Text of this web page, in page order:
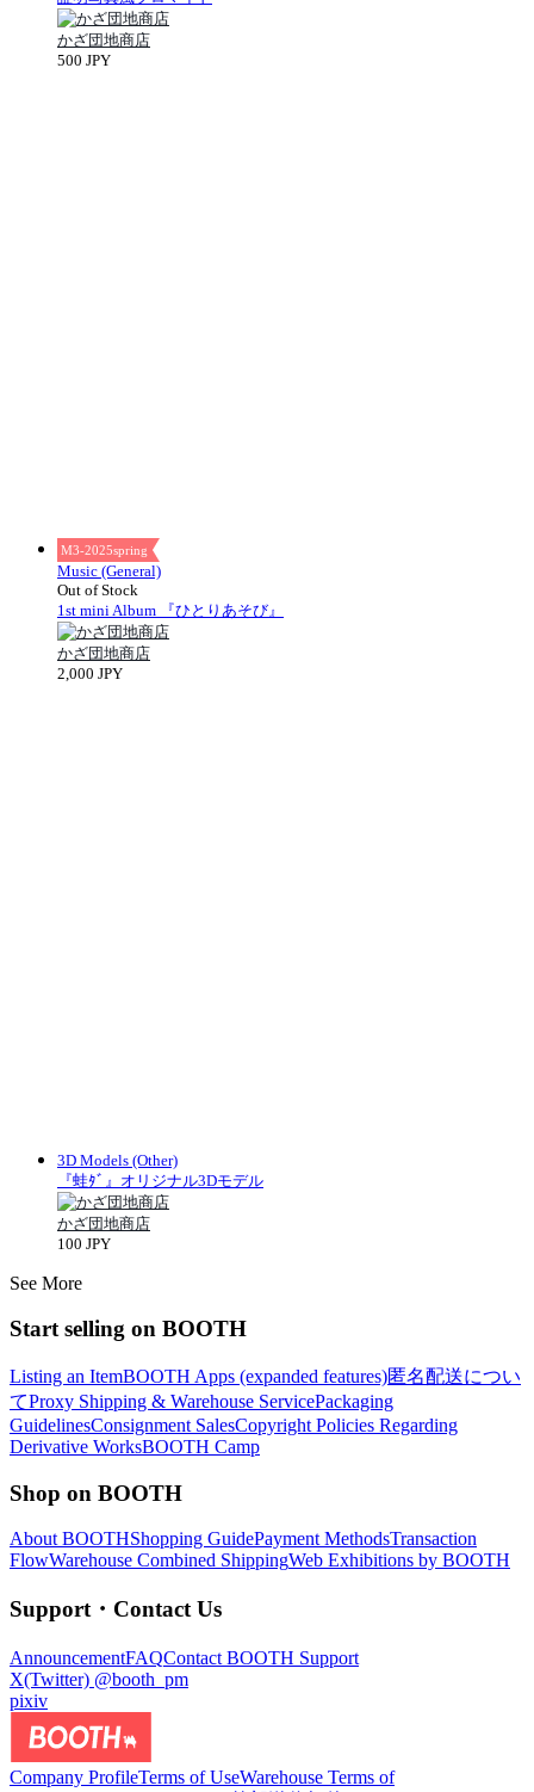
かざ団地商店
500 JPY
M3-2025spring
Music (General)
Out of Stock
1st mini Album 『ひとりあそび』
かざ団地商店
2,000 JPY
3D Models (Other)
『蛙ﾀﾞ』オリジナル3Dモデル
かざ団地商店
100 JPY
See More
Start selling on BOOTH
Listing an ItemBOOTH Apps (expanded features)匿名配送につい
てProxy Shipping & Warehouse ServicePackaging
GuidelinesConsignment SalesCopyright Policies Regarding
Derivative WorksBOOTH Camp
Shop on BOOTH
About BOOTHShopping GuidePayment MethodsTransaction
FlowWarehouse Combined ShippingWeb Exhibitions by BOOTH
Support・Contact Us
AnnouncementFAQContact BOOTH Support
X(Twitter) @booth_pm
pixiv
Company ProfileTerms of UseWarehouse Terms of